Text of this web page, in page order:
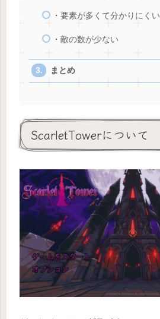
・要素が多くて分かりにくい
・敵の数が少ない
まとめ
ScarletTowerについて